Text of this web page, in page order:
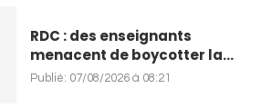
RDC : des enseignants
menacent de boycotter la...
Publié: 07/08/2026 à 08:21